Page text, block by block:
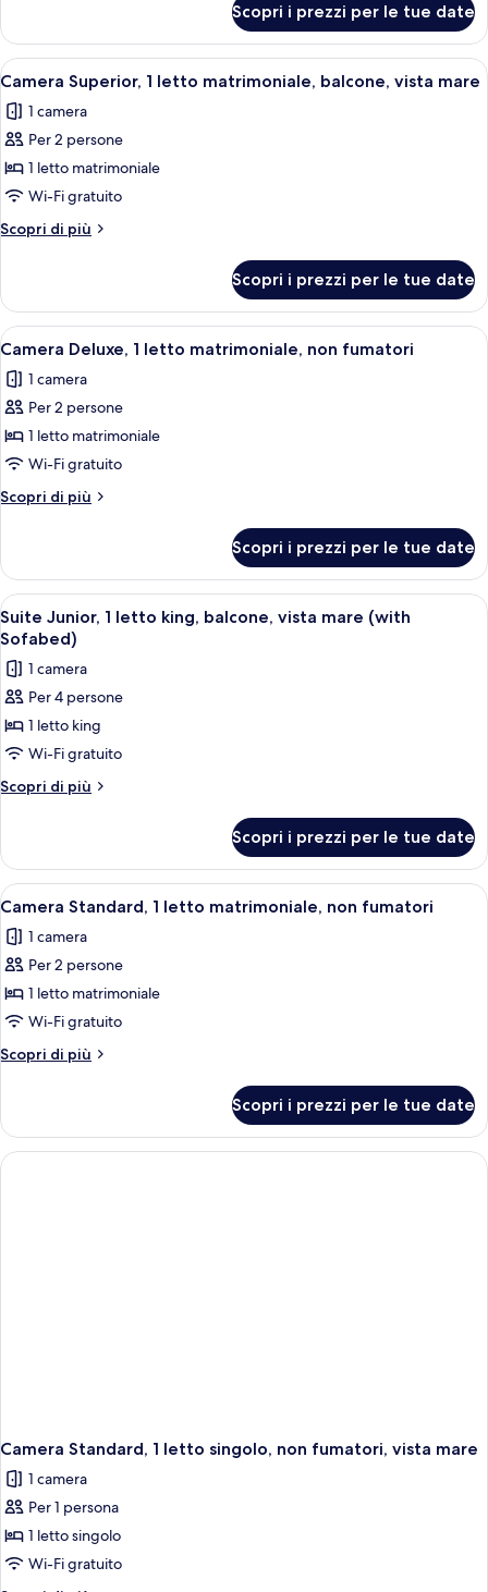
queen,
balcone,
vista
mare
Superior,
letto
balcone,
vista
Scopri i prezzi per le tue date
Apri
tutte
le
foto
per
Camera
Superior,
1
matrimoniale,
balcone,
vista
mare
Camera d'albergo con un letto, un
8
Camera Superior, 1 letto matrimoniale, balcone, vista mare
1 camera
Per 2 persone
1 letto matrimoniale
Wi-Fi gratuito
Scopri di più
Altri
Superior,
letto
balcone,
vista
Scopri i prezzi per le tue date
Apri
tutte
le
foto
per
Camera
Deluxe,
1
matrimoniale,
non
fumatori
Una camera da letto con un letto,
6
Camera Deluxe, 1 letto matrimoniale, non fumatori
1 camera
Per 2 persone
1 letto matrimoniale
Wi-Fi gratuito
Scopri di più
Altri
Deluxe,
letto
matrimoniale,
fumatori
Scopri i prezzi per le tue date
Apri
tutte
le
foto
per
Suite
Junior,
1
balcone,
vista
mare
(with
Sofabed)
Una camera d'albergo con un letto,
6
Suite Junior, 1 letto king, balcone, vista mare (with
Sofabed)
1 camera
Per 4 persone
1 letto king
Wi-Fi gratuito
Scopri di più
Altri
Junior,
letto
balcone,
vista
(with
Sofabed)
Scopri i prezzi per le tue date
Apri
tutte
le
foto
per
Camera
Standard,
1
matrimoniale,
non
fumatori
Camera d'albergo con un letto
3
Camera Standard, 1 letto matrimoniale, non fumatori
1 camera
Per 2 persone
1 letto matrimoniale
Wi-Fi gratuito
Scopri di più
Altri
Standard,
letto
Scopri i prezzi per le tue date
Camera Standard, 1 letto singolo, non fumatori, vista mare
1 camera
Per 1 persona
1 letto singolo
Wi-Fi gratuito